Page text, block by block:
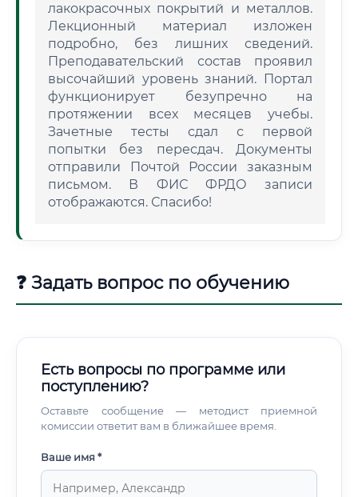
лакокрасочных покрытий и металлов.
Лекционный материал изложен
подробно, без лишних сведений.
Преподавательский состав проявил
высочайший уровень знаний. Портал
функционирует безупречно на
протяжении всех месяцев учебы.
Зачетные тесты сдал с первой
попытки без пересдач. Документы
отправили Почтой России заказным
письмом. В ФИС ФРДО записи
отображаются. Спасибо!
❓ Задать вопрос по обучению
Есть вопросы по программе или
поступлению?
Оставьте сообщение — методист приемной
комиссии ответит вам в ближайшее время.
Ваше имя *